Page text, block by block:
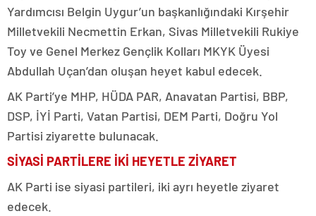
Yardımcısı Belgin Uygur’un başkanlığındaki Kırşehir
Milletvekili Necmettin Erkan, Sivas Milletvekili Rukiye
Toy ve Genel Merkez Gençlik Kolları MKYK Üyesi
Abdullah Uçan’dan oluşan heyet kabul edecek.
AK Parti’ye MHP, HÜDA PAR, Anavatan Partisi, BBP,
DSP, İYİ Parti, Vatan Partisi, DEM Parti, Doğru Yol
Partisi ziyarette bulunacak.
SİYASİ PARTİLERE İKİ HEYETLE ZİYARET
AK Parti ise siyasi partileri, iki ayrı heyetle ziyaret
edecek.